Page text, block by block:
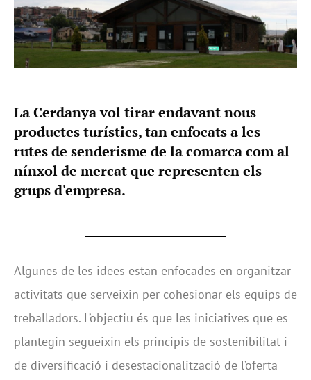
La Cerdanya vol tirar endavant nous
productes turístics, tan enfocats a les
rutes de senderisme de la comarca com al
nínxol de mercat que representen els
grups d'empresa.
Algunes de les idees estan enfocades en organitzar
activitats que serveixin per cohesionar els equips de
treballadors. L’objectiu és que les iniciatives que es
plantegin segueixin els principis de sostenibilitat i
de diversificació i desestacionalització de l’oferta